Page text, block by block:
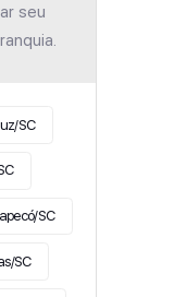
seu
SC
SC
SC